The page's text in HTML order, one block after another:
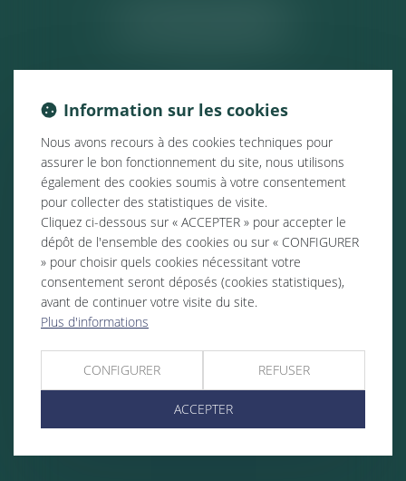
Information sur les cookies
Nous avons recours à des cookies techniques pour
assurer le bon fonctionnement du site, nous utilisons
également des cookies soumis à votre consentement
pour collecter des statistiques de visite.
Cliquez ci-dessous sur « ACCEPTER » pour accepter le
dépôt de l'ensemble des cookies ou sur « CONFIGURER
» pour choisir quels cookies nécessitant votre
consentement seront déposés (cookies statistiques),
avant de continuer votre visite du site.
Plus d'informations
CONFIGURER REFUSER
ACCEPTER